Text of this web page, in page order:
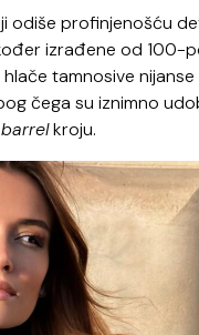
odiše profinjenošću
izrađene od 100-
tamnosive nijanse
čega su iznimno
barrelkroju.